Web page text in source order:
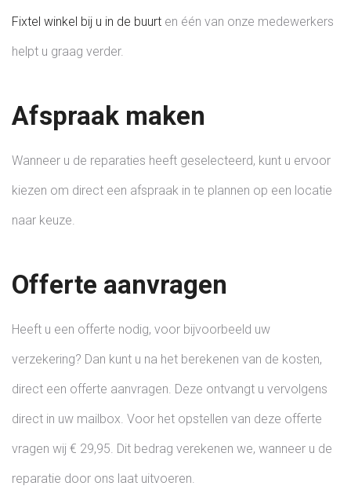
Fixtel winkel bij u in de buurt en één van onze medewerkers
helpt u graag verder.
Afspraak maken
Wanneer u de reparaties heeft geselecteerd, kunt u ervoor
kiezen om direct een afspraak in te plannen op een locatie
naar keuze.
Offerte aanvragen
Heeft u een offerte nodig, voor bijvoorbeeld uw
verzekering? Dan kunt u na het berekenen van de kosten,
direct een offerte aanvragen. Deze ontvangt u vervolgens
direct in uw mailbox. Voor het opstellen van deze offerte
vragen wij € 29,95. Dit bedrag verekenen we, wanneer u de
reparatie door ons laat uitvoeren.